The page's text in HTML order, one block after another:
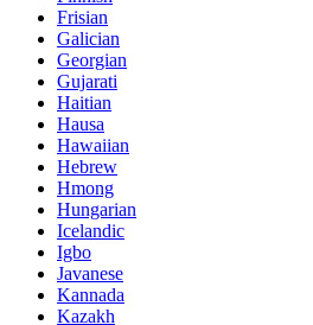
Frisian
Galician
Georgian
Gujarati
Haitian
Hausa
Hawaiian
Hebrew
Hmong
Hungarian
Icelandic
Igbo
Javanese
Kannada
Kazakh